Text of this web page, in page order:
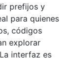
prefijos y
para quienes
códigos
explorar
interfaz es